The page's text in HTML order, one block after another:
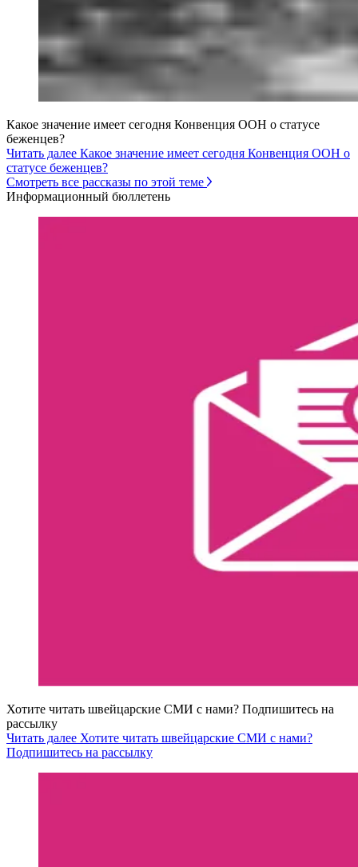
Какое значение имеет сегодня Конвенция ООН о статусе
беженцев?
Читать далее Какое значение имеет сегодня Конвенция ООН о
статусе беженцев?
Смотреть все рассказы по этой теме
Информационный бюллетень
Хотите читать швейцарские СМИ с нами? Подпишитесь на
рассылку
Читать далее Хотите читать швейцарские СМИ с нами?
Подпишитесь на рассылку